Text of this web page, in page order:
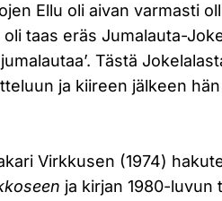
Ellu oli aivan varmasti
taas eräs Jumalauta-
Tästä
ja kiireen jälkeen
Virkkusen (1974)
ja kirjan 1980-luvun